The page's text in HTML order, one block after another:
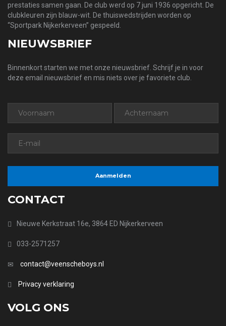
prestaties samen gaan. De club werd op 7 juni 1936 opgericht. De
clubkleuren zijn blauw-wit. De thuiswedstrijden worden op
“Sportpark Nijkerkerveen” gespeeld.
NIEUWSBRIEF
Binnenkort starten we met onze nieuwsbrief. Schrijf je in voor
deze email nieuwsbrief en mis niets over je favoriete club.
CONTACT
Nieuwe Kerkstraat 16e, 3864 ED Nijkerkerveen
033-2571257
contact@veenscheboys.nl
Privacy verklaring
VOLG ONS